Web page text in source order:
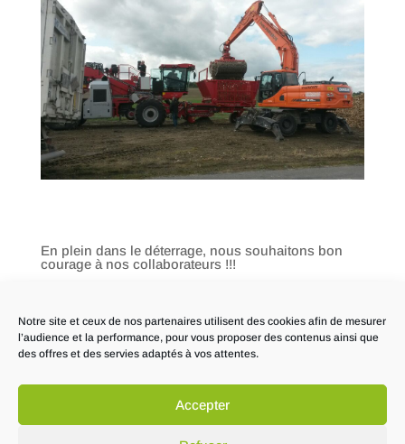
Notre site et ceux de nos partenaires utilisent des cookies afin de mesurer
l’audience et la performance, pour vous proposer des contenus ainsi que
des offres et des servies adaptés à vos attentes.
Accepter
En plein dans le déterrage, nous souhaitons bon
courage à nos collaborateurs !!!
Mentions Légales
Politique de confidentialité et gestion des cookies